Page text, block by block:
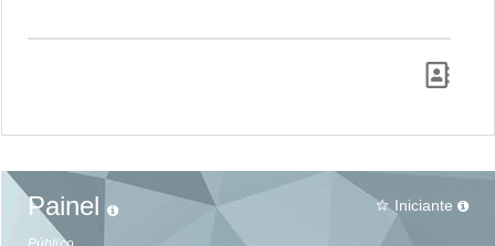
Painel star_border Iniciante